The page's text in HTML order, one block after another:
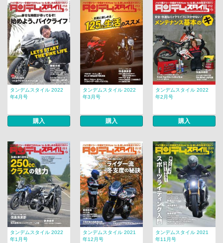
タンデムスタイル 2022
年4月号
購入
タンデムスタイル 2022
年3月号
購入
タンデムスタイル 2022
年2月号
購入
タンデムスタイル 2022
年1月号
タンデムスタイル 2021
年12月号
タンデムスタイル 2021
年11月号